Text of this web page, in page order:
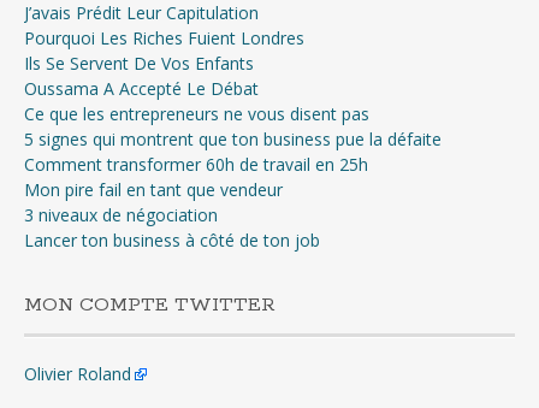
J’avais Prédit Leur Capitulation
Pourquoi Les Riches Fuient Londres
Ils Se Servent De Vos Enfants
Oussama A Accepté Le Débat
Ce que les entrepreneurs ne vous disent pas
5 signes qui montrent que ton business pue la défaite
Comment transformer 60h de travail en 25h
Mon pire fail en tant que vendeur
3 niveaux de négociation
Lancer ton business à côté de ton job
MON COMPTE TWITTER
Olivier Roland